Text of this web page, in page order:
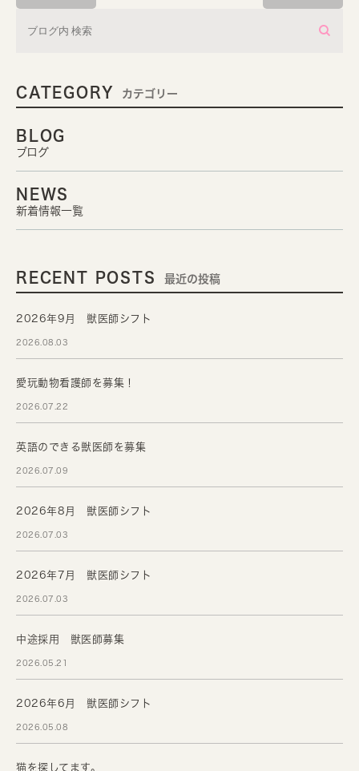
CATEGORY カテゴリー
BLOG
ブログ
NEWS
新着情報一覧
RECENT POSTS 最近の投稿
2026年9月 獣医師シフト
2026.08.03
愛玩動物看護師を募集！
2026.07.22
英語のできる獣医師を募集
2026.07.09
2026年8月 獣医師シフト
2026.07.03
2026年7月 獣医師シフト
2026.07.03
中途採用 獣医師募集
2026.05.21
2026年6月 獣医師シフト
2026.05.08
猫を探してます。